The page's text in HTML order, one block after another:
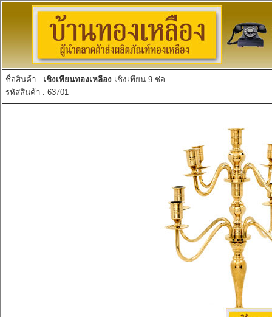
ชื่อสินค้า : เชิงเทียนทองเหลือง เชิงเทียน 9 ช่อ
รหัสสินค้า : 63701